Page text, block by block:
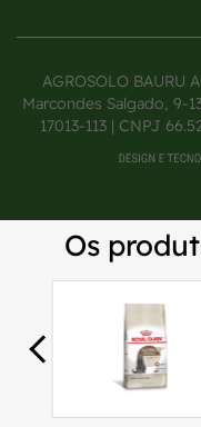
AGROSOLO BAURU
Marcondes Salgado, 9-
17013-113 | CNPJ